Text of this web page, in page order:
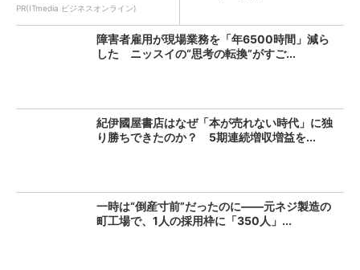
PR(ITmedia ビジネスオンライン)
障害者雇用が現場業務を「年6500時間」減ら
した ニッスイの“思考の転換”がすご...
紀伊國屋書店はなぜ「本が売れない時代」に独
り勝ちできたのか？ 5期連続増収増益を...
一時は“倒産寸前”だったのに――元ネジ製造の
町工場で、1人の採用枠に「350人」...